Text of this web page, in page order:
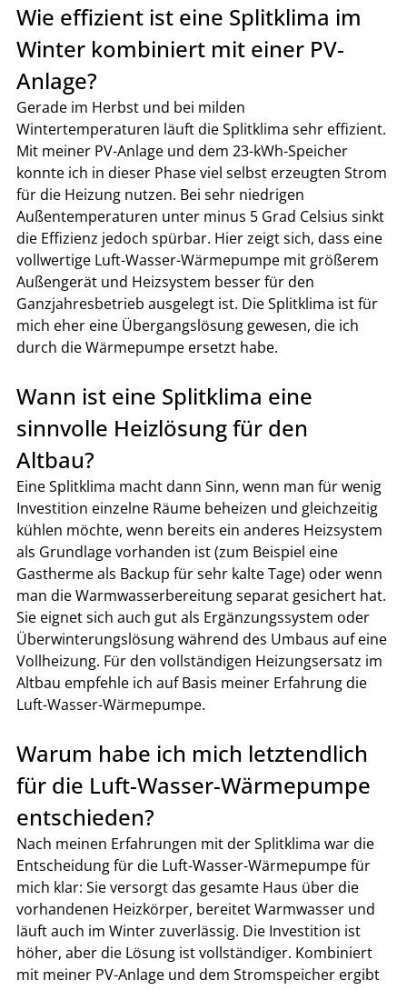
Wie effizient ist eine Splitklima im
Winter kombiniert mit einer PV-
Anlage?
Gerade im Herbst und bei milden
Wintertemperaturen läuft die Splitklima sehr effizient.
Mit meiner PV-Anlage und dem 23-kWh-Speicher
konnte ich in dieser Phase viel selbst erzeugten Strom
für die Heizung nutzen. Bei sehr niedrigen
Außentemperaturen unter minus 5 Grad Celsius sinkt
die Effizienz jedoch spürbar. Hier zeigt sich, dass eine
vollwertige Luft-Wasser-Wärmepumpe mit größerem
Außengerät und Heizsystem besser für den
Ganzjahresbetrieb ausgelegt ist. Die Splitklima ist für
mich eher eine Übergangslösung gewesen, die ich
durch die Wärmepumpe ersetzt habe.
Wann ist eine Splitklima eine
sinnvolle Heizlösung für den
Altbau?
Eine Splitklima macht dann Sinn, wenn man für wenig
Investition einzelne Räume beheizen und gleichzeitig
kühlen möchte, wenn bereits ein anderes Heizsystem
als Grundlage vorhanden ist (zum Beispiel eine
Gastherme als Backup für sehr kalte Tage) oder wenn
man die Warmwasserbereitung separat gesichert hat.
Sie eignet sich auch gut als Ergänzungssystem oder
Überwinterungslösung während des Umbaus auf eine
Vollheizung. Für den vollständigen Heizungsersatz im
Altbau empfehle ich auf Basis meiner Erfahrung die
Luft-Wasser-Wärmepumpe.
Warum habe ich mich letztendlich
für die Luft-Wasser-Wärmepumpe
entschieden?
Nach meinen Erfahrungen mit der Splitklima war die
Entscheidung für die Luft-Wasser-Wärmepumpe für
mich klar: Sie versorgt das gesamte Haus über die
vorhandenen Heizkörper, bereitet Warmwasser und
läuft auch im Winter zuverlässig. Die Investition ist
höher, aber die Lösung ist vollständiger. Kombiniert
mit meiner PV-Anlage und dem Stromspeicher ergibt